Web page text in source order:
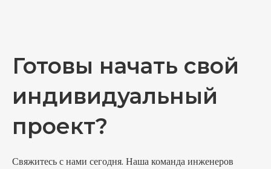
Готовы начать свой
индивидуальный
проект?
Свяжитесь с нами сегодня. Наша команда инженеров